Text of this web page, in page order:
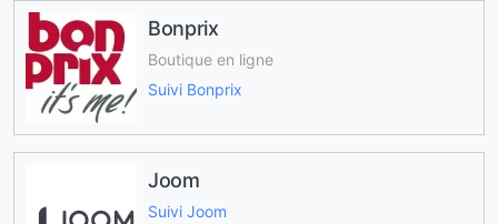
Bonprix
Boutique en ligne
Suivi Bonprix
Joom
Suivi Joom